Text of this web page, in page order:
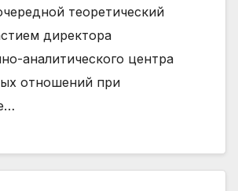
теоретический
директора
аналитического центра
отношений при